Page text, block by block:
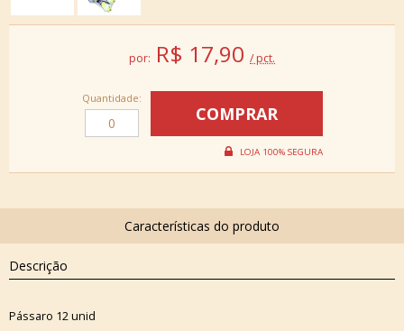
por: R$ 17,90 / pct.
Quantidade:
Descrição
Pássaro 12 unid